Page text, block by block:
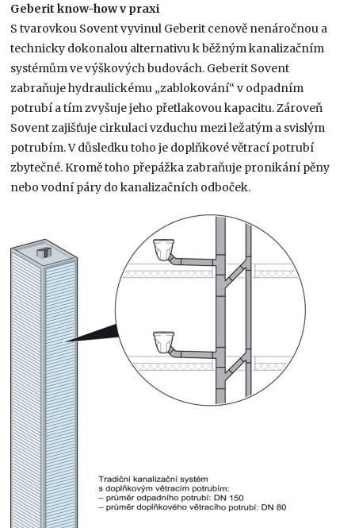
Geberit know-how v praxi
S tvarovkou Sovent vyvinul Geberit cenově nenáročnou a
technicky dokonalou alternativu k běžným kanalizačním
systémům ve výškových budovách. Geberit Sovent
zabraňuje hydraulickému „zablokování“ v odpadním
potrubí a tím zvyšuje jeho přetlakovou kapacitu. Zároveň
Sovent zajišťuje cirkulaci vzduchu mezi ležatým a svislým
potrubím. V důsledku toho je doplňkové větrací potrubí
zbytečné. Kromě toho přepážka zabraňuje pronikání pěny
nebo vodní páry do kanalizačních odboček.